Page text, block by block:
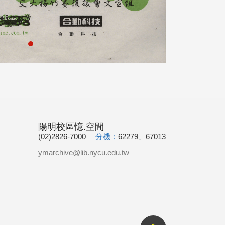
陽明校區憶.空間
(02)2826-7000 分機： 62279、67013
ymarchive@lib.nycu.edu.tw